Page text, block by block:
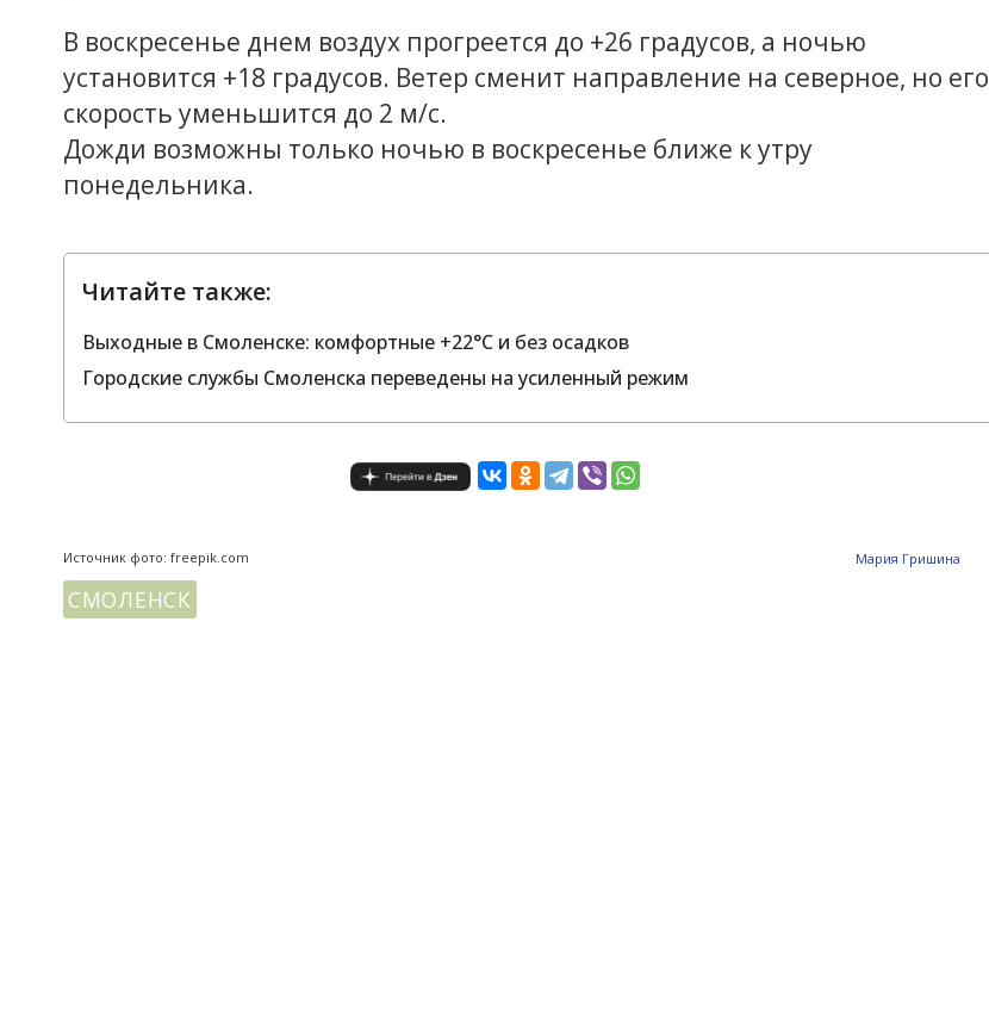
В воскресенье днем воздух прогреется до +26 градусов, а ночью
установится +18 градусов. Ветер сменит направление на северное, но его
скорость уменьшится до 2 м/с.
Дожди возможны только ночью в воскресенье ближе к утру
понедельника.
Читайте также:
Выходные в Смоленске: комфортные +22°C и без осадков
Городские службы Смоленска переведены на усиленный режим
Источник фото: freepik.com Мария Гришина
СМОЛЕНСК